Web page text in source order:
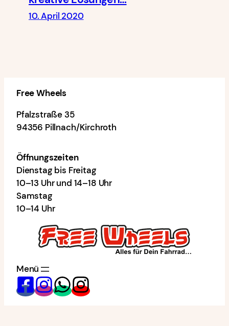
10. April 2020
Free Wheels
Pfalzstraße 35
94356 Pillnach/Kirchroth
Öffnungszeiten
Dienstag bis Freitag
10–13 Uhr und 14–18 Uhr
Samstag
10–14 Uhr